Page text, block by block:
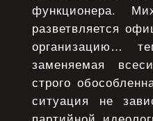
функционера.
разветвляется
организацию…
заменяемая
строго
ситуация не